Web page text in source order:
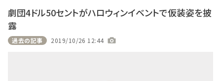
劇団4ドル50セントがハロウィンイベントで仮装姿を披
露
過去の記事 2019/10/26 12:44